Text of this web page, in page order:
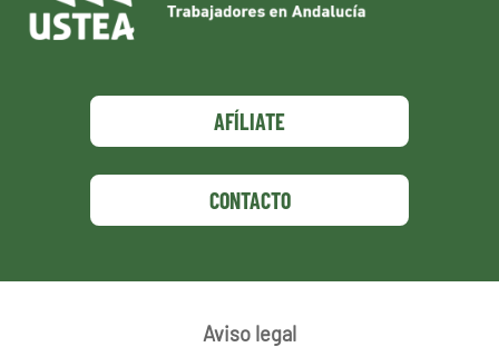
AFÍLIATE
CONTACTO
Aviso legal